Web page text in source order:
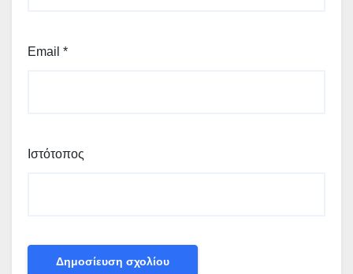
Email *
Ιστότοπος